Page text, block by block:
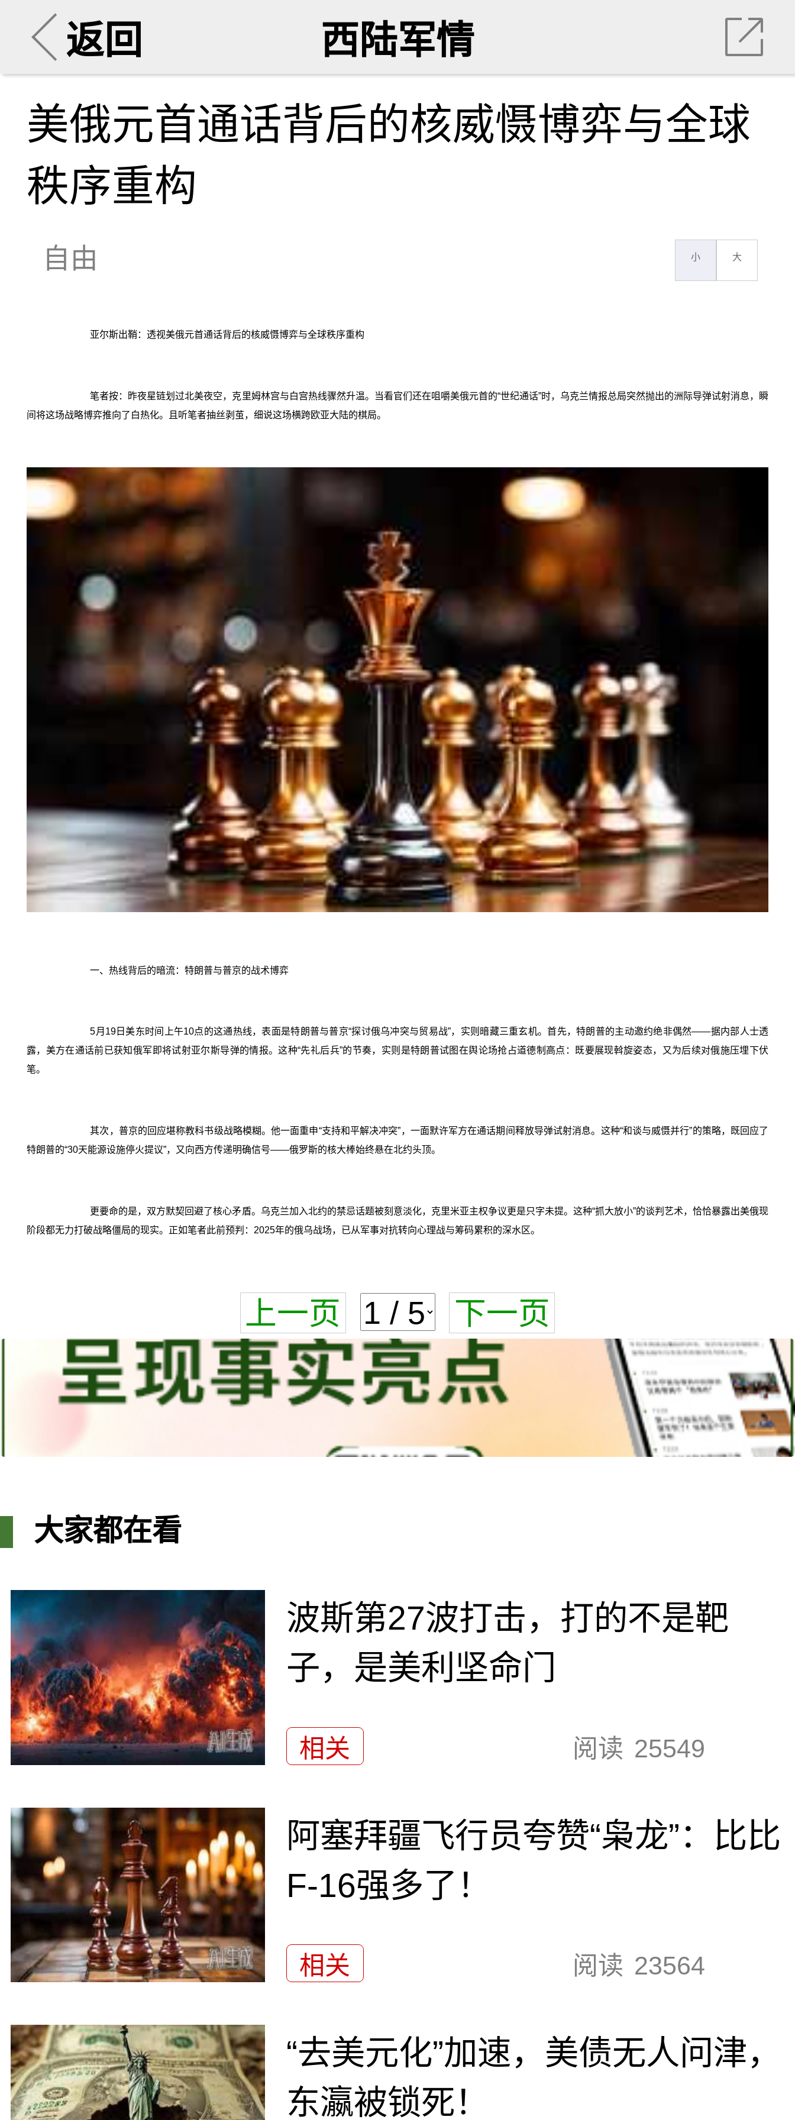
返回 西陆军情
美俄元首通话背后的核威慑博弈与全球
秩序重构
自由 小 大
亚尔斯出鞘：透视美俄元首通话背后的核威慑博弈与全球秩序重构
笔者按：昨夜星链划过北美夜空，克里姆林宫与白宫热线骤然升温。当看官们还在咀嚼美俄元首的“世纪通话”时，乌克兰情报总局突然抛出的洲际导弹试射消息，瞬
间将这场战略博弈推向了白热化。且听笔者抽丝剥茧，细说这场横跨欧亚大陆的棋局。
一、热线背后的暗流：特朗普与普京的战术博弈
5月19日美东时间上午10点的这通热线，表面是特朗普与普京“探讨俄乌冲突与贸易战”，实则暗藏三重玄机。首先，特朗普的主动邀约绝非偶然——据内部人士透
露，美方在通话前已获知俄军即将试射亚尔斯导弹的情报。这种“先礼后兵”的节奏，实则是特朗普试图在舆论场抢占道德制高点：既要展现斡旋姿态，又为后续对俄施压埋下伏
笔。
其次，普京的回应堪称教科书级战略模糊。他一面重申“支持和平解决冲突”，一面默许军方在通话期间释放导弹试射消息。这种“和谈与威慑并行”的策略，既回应了
特朗普的“30天能源设施停火提议”，又向西方传递明确信号——俄罗斯的核大棒始终悬在北约头顶。
更要命的是，双方默契回避了核心矛盾。乌克兰加入北约的禁忌话题被刻意淡化，克里米亚主权争议更是只字未提。这种“抓大放小”的谈判艺术，恰恰暴露出美俄现
阶段都无力打破战略僵局的现实。正如笔者此前预判：2025年的俄乌战场，已从军事对抗转向心理战与筹码累积的深水区。
上一页 下一页
大家都在看
波斯第27波打击，打的不是靶
子，是美利坚命门
相关 阅读 25549
阿塞拜疆飞行员夸赞“枭龙”：比比
F-16强多了！
相关 阅读 23564
“去美元化”加速，美债无人问津，
东瀛被锁死！